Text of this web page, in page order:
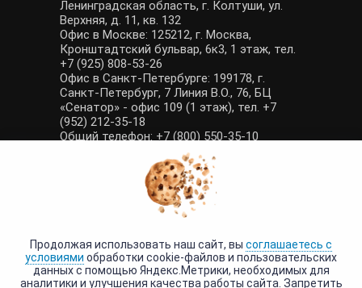
Ленинградская область, г. Колтуши, ул.
Верхняя, д. 11, кв. 132
Офис в Москве: 125212, г. Москва,
Кронштадтский бульвар, 6к3, 1 этаж, тел.
+7 (925) 808-53-26
Офис в Санкт-Петербурге: 199178, г.
Санкт-Петербург, 7 Линия В.О., 76, БЦ
«Сенатор» - офис 109 (1 этаж), тел. +7
(952) 212-35-18
Общий телефон: +7 (800) 550-35-10
E-mail: manager@tour-poisk.com (общие
вопросы), admin@tour-poisk.com (жалобы)
Номер в Общероссийском реестре
туристических агентств: РТА 0003424
Политика конфиденциальности
Продолжая использовать наш сайт, вы соглашаетесь с
условиями обработки cookie-файлов и пользовательских
данных с помощью Яндекс.Метрики, необходимых для
аналитики и улучшения качества работы сайта. Запретить